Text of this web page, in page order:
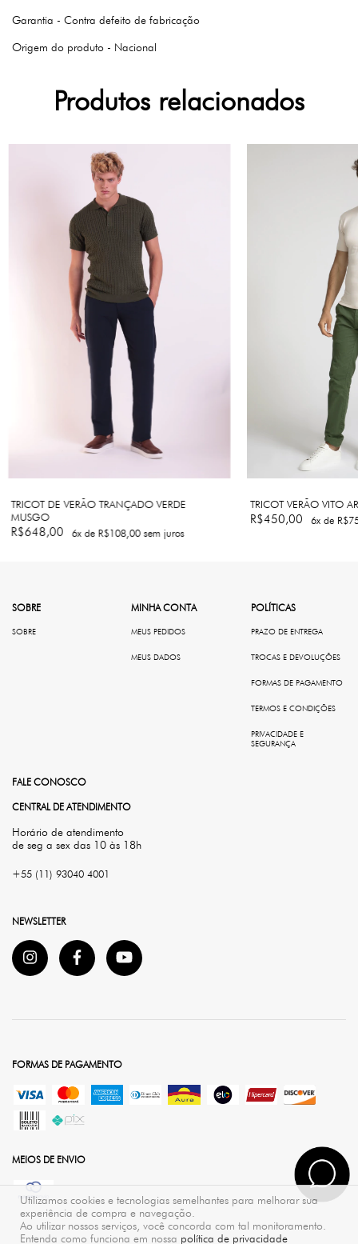
Utilizamos cookies e tecnologias semelhantes para melhorar sua
experiência de compra e navegação.
Ao utilizar nossos serviços, você concorda com tal monitoramento.
Entenda como funciona em nossa política de privacidade
Garantia - Contra defeito de fabricação
Origem do produto - Nacional
Produtos relacionados
TRICOT DE VERÃO TRANÇADO VERDE
MUSGO
R$648,00 6x de R$108,00sem juros
TRICOT VERÃO VITO
R$450,00 6x de
SOBRE
SOBRE
MINHA CONTA
MEUS PEDIDOS
MEUS DADOS
POLÍTICAS
PRAZO DE ENTREGA
TROCAS E DEVOLUÇÕES
FORMAS DE PAGAMENTO
TERMOS E CONDIÇÕES
PRIVACIDADE E
SEGURANÇA
FALE CONOSCO
CENTRAL DE ATENDIMENTO
Horário de atendimento
de seg a sex das 10 às 18h
+55 (11) 93040 4001
NEWSLETTER
FORMAS DE PAGAMENTO
MEIOS DE ENVIO